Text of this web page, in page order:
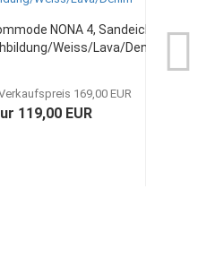
NONA 4, Sandeiche
Weiss/Lava/Denim...
169,00 EUR
119,00 EUR